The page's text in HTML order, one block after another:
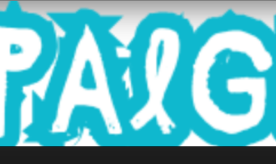
Terkini